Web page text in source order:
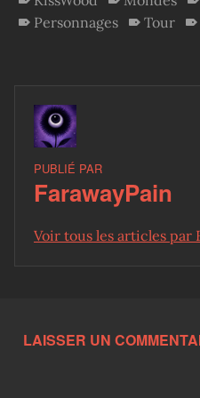
Personnages
Tour
PUBLIÉ PAR
FarawayPain
Voir tous les articles par
LAISSER UN